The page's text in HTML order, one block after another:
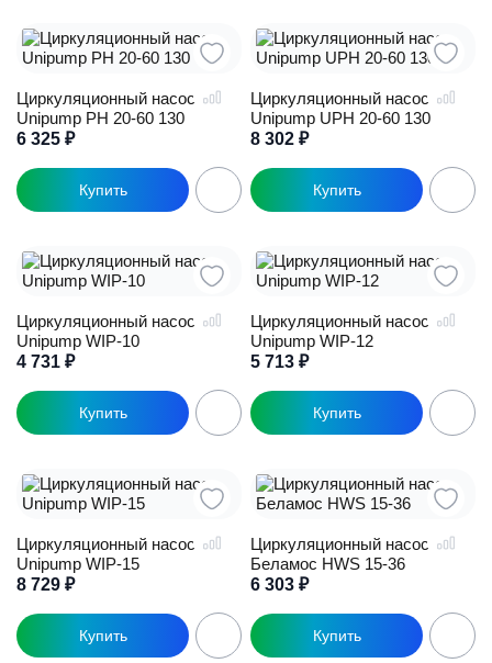
Циркуляционный насос
Unipump PН 20-60 130
6 325 ₽
Циркуляционный насос
Unipump UPН 20-60 130
8 302 ₽
Циркуляционный насос
Unipump WIP-10
4 731 ₽
Циркуляционный насос
Unipump WIP-12
5 713 ₽
Циркуляционный насос
Unipump WIP-15
8 729 ₽
Циркуляционный насос
Беламос HWS 15-36
6 303 ₽